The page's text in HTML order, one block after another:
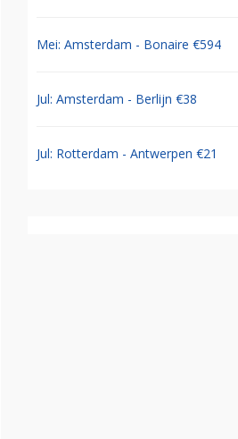
Mei: Amsterdam - Bonaire €594
Jul: Amsterdam - Berlijn €38
Jul: Rotterdam - Antwerpen €21